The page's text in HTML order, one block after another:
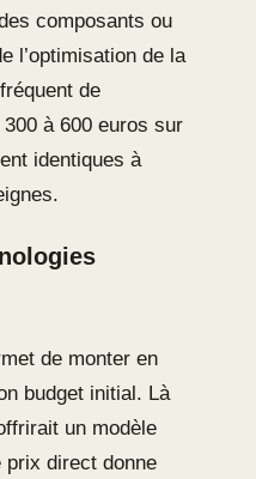
composants ou
l’optimisation de la
de
à 600 euros sur
identiques à
de monter en
budget initial. Là
un modèle
prix direct donne